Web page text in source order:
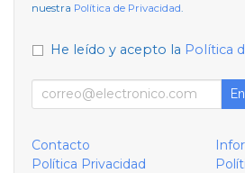
nuestra Política de Privacidad
He leído y acepto la Política
Contacto
Política Privacidad